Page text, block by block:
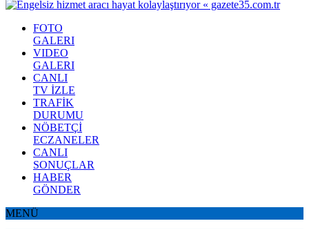
FOTO
GALERI
VIDEO
GALERI
CANLI
TV İZLE
TRAFİK
DURUMU
NÖBETÇİ
ECZANELER
CANLI
SONUÇLAR
HABER
GÖNDER
MENÜ